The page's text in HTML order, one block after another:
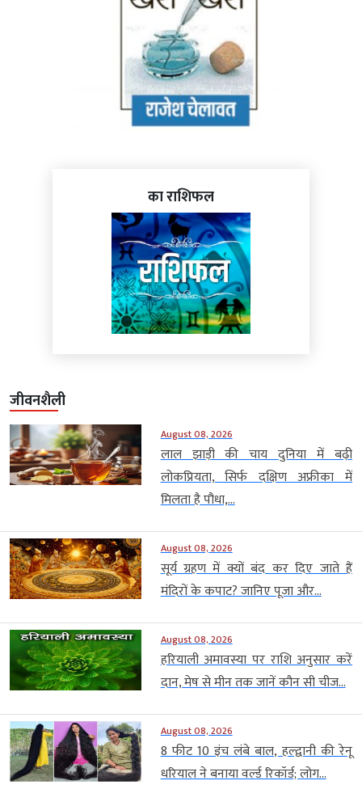
का राशिफल
जीवनशैली
August 08, 2026
लाल झाड़ी की चाय दुनिया में बढ़ी
लोकप्रियता, सिर्फ दक्षिण अफ्रीका में
मिलता है पौधा,...
August 08, 2026
सूर्य ग्रहण में क्यों बंद कर दिए जाते हैं
मंदिरों के कपाट? जानिए पूजा और...
August 08, 2026
हरियाली अमावस्या पर राशि अनुसार करें
दान, मेष से मीन तक जानें कौन सी चीज...
August 08, 2026
8 फीट 10 इंच लंबे बाल, हल्द्वानी की रेनू
धरियाल ने बनाया वर्ल्ड रिकॉर्ड; लोग...